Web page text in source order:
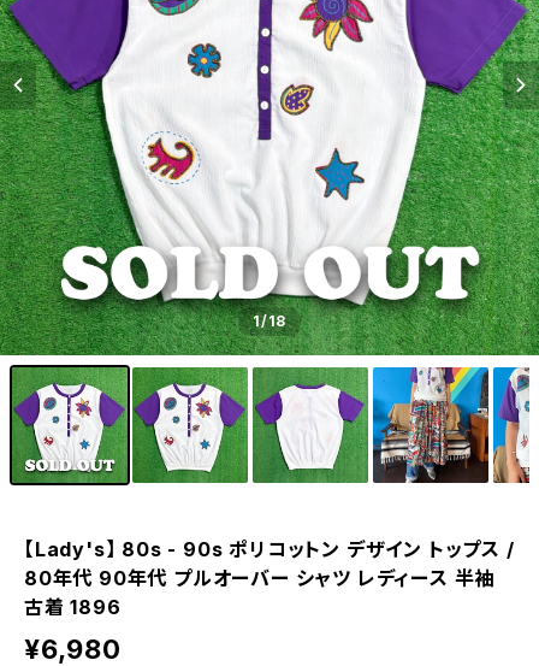
1/18
【Lady's】 80s - 90s ポリコットン デザイン トップス /
80年代 90年代 プルオーバー シャツ レディース 半袖
古着 1896
¥6,980